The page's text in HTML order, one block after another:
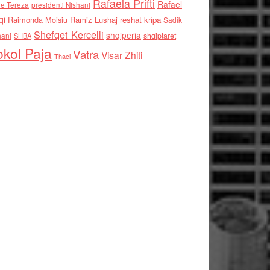
Tereza presidenti Nishani Rafaela Prifti Rafael
Raimonda Moisiu Ramiz Lushaj reshat kripa Sadik
SHBA Shefqet Kercelli shqiperia shqiptaret
Paja Thaci VatraVisar Zhiti